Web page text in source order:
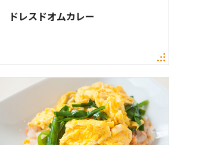
ドレスドオムカレー